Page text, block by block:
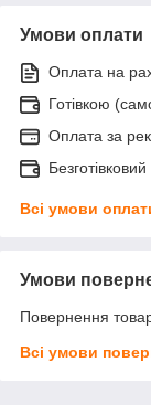
Умови оплати
Оплата на
Готівкою
Оплата за
Всі умови
Умови
Повернення
Всі умови